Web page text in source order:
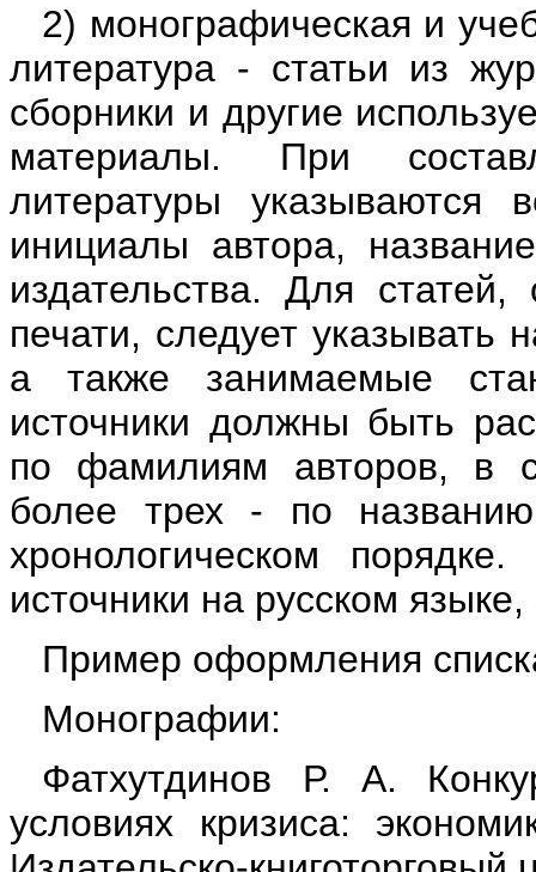
2) монографическая и
литература - статьи из
сборники и другие
материалы. При
литературы указываются
инициалы автора,
издательства. Для
печати, следует указывать
а также занимаемые
источники должны быть
по фамилиям авторов, в
более трех - по
хронологическом
источники на русском
Пример оформления
Монографии:
Фатхутдинов Р. А.
условиях кризиса: